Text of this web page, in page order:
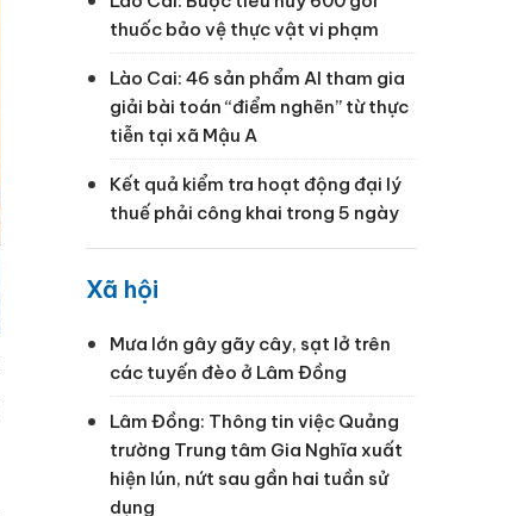
thuốc bảo vệ thực vật vi phạm
Lào Cai: 46 sản phẩm AI tham gia
giải bài toán “điểm nghẽn” từ thực
tiễn tại xã Mậu A
Kết quả kiểm tra hoạt động đại lý
thuế phải công khai trong 5 ngày
Xã hội
Mưa lớn gây gãy cây, sạt lở trên
các tuyến đèo ở Lâm Đồng
Lâm Đồng: Thông tin việc Quảng
trường Trung tâm Gia Nghĩa xuất
hiện lún, nứt sau gần hai tuần sử
dụng